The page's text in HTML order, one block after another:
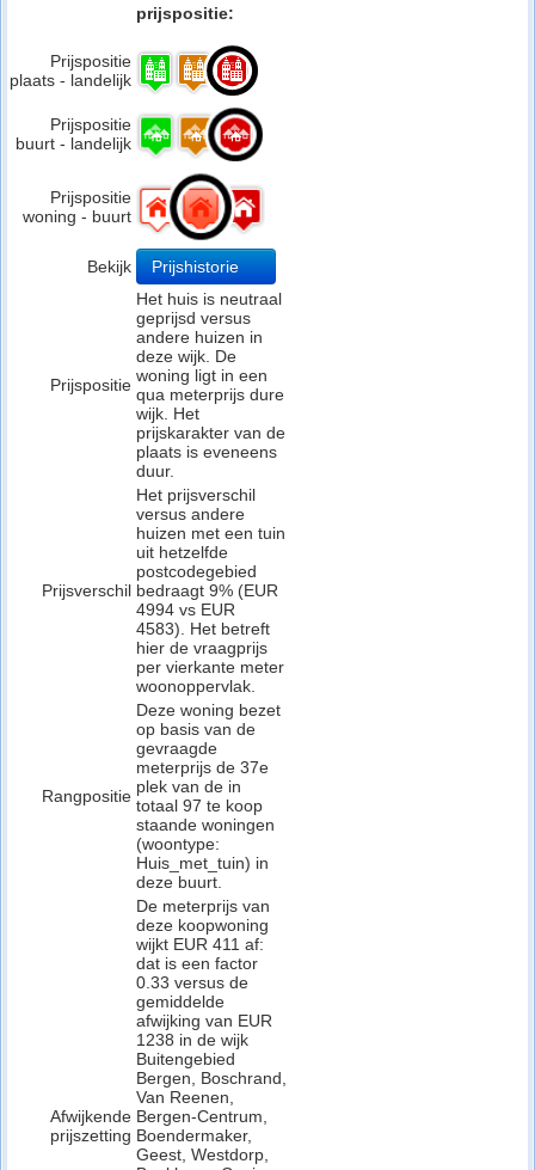
prijspositie:
Prijspositie
plaats - landelijk
Prijspositie
buurt - landelijk
Prijspositie
woning - buurt
Bekijk Prijshistorie
Prijspositie
Het huis is neutraal
geprijsd versus
andere huizen in
deze wijk. De
woning ligt in een
qua meterprijs dure
wijk. Het
prijskarakter van de
plaats is eveneens
duur.
Prijsverschil
Het prijsverschil
versus andere
huizen met een tuin
uit hetzelfde
postcodegebied
bedraagt 9% (EUR
4994 vs EUR
4583). Het betreft
hier de vraagprijs
per vierkante meter
woonoppervlak.
Rangpositie
Deze woning bezet
op basis van de
gevraagde
meterprijs de 37e
plek van de in
totaal 97 te koop
staande woningen
(woontype:
Huis_met_tuin) in
deze buurt.
Afwijkende
prijszetting
De meterprijs van
deze koopwoning
wijkt EUR 411 af:
dat is een factor
0.33 versus de
gemiddelde
afwijking van EUR
1238 in de wijk
Buitengebied
Bergen, Boschrand,
Van Reenen,
Bergen-Centrum,
Boendermaker,
Geest, Westdorp,